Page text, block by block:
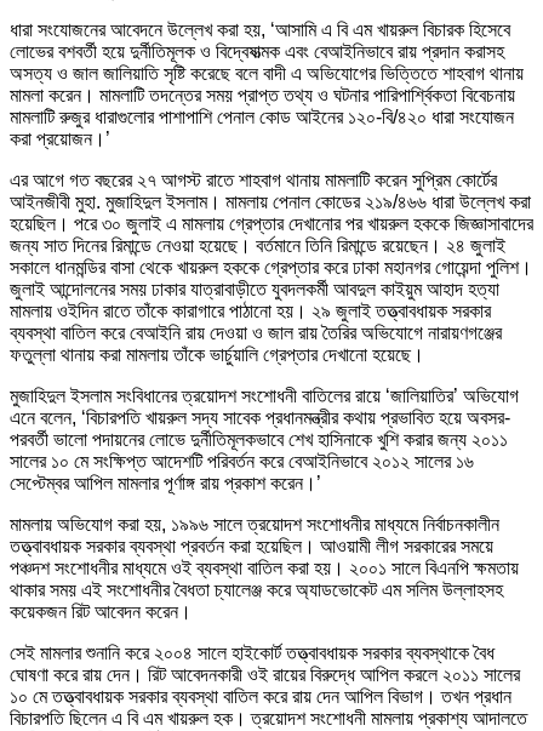
ধারা সংযোজনের আবেদনে উল্লেখ করা হয়, ‌‘আসামি এ বি এম খায়রুল বিচারক হিসেবে
লোভের বশবর্তী হয়ে দুর্নীতিমূলক ও বিদ্বেষাত্মক এবং বেআইনিভাবে রায় প্রদান করাসহ
অসত্য ও জাল জালিয়াতি সৃষ্টি করেছে বলে বাদী এ অভিযোগের ভিত্তিতে শাহবাগ থানায়
মামলা করেন। মামলাটি তদন্তের সময় প্রাপ্ত তথ্য ও ঘটনার পারিপার্শ্বিকতা বিবেচনায়
মামলাটি রুজুর ধারাগুলোর পাশাপাশি পেনাল কোড আইনের ১২০-বি/৪২০ ধারা সংযোজন
করা প্রয়োজন।’
এর আগে গত বছরের ২৭ আগস্ট রাতে শাহবাগ থানায় মামলাটি করেন সুপ্রিম কোর্টের
আইনজীবী মুহা. মুজাহিদুল ইসলাম। মামলায় পেনাল কোডের ২১৯/৪৬৬ ধারা উল্লেখ করা
হয়েছিল। পরে ৩০ জুলাই এ মামলায় গ্রেপ্তার দেখানোর পর খায়রুল হককে জিজ্ঞাসাবাদের
জন্য সাত দিনের রিমান্ডে নেওয়া হয়েছে। বর্তমানে তিনি রিমান্ডে রয়েছেন। ২৪ জুলাই
সকালে ধানমন্ডির বাসা থেকে খায়রুল হককে গ্রেপ্তার করে ঢাকা মহানগর গোয়েন্দা পুলিশ।
জুলাই আন্দোলনের সময় ঢাকার যাত্রাবাড়ীতে যুবদলকর্মী আবদুল কাইয়ুম আহাদ হত্যা
মামলায় ওইদিন রাতে তাঁকে কারাগারে পাঠানো হয়। ২৯ জুলাই তত্ত্বাবধায়ক সরকার
ব্যবস্থা বাতিল করে বেআইনি রায় দেওয়া ও জাল রায় তৈরির অভিযোগে নারায়ণগঞ্জের
ফতুল্লা থানায় করা মামলায় তাঁকে ভার্চুয়ালি গ্রেপ্তার দেখানো হয়েছে।
মুজাহিদুল ইসলাম সংবিধানের ত্রয়োদশ সংশোধনী বাতিলের রায়ে ‘জালিয়াতির’ অভিযোগ
এনে বলেন, ‘বিচারপতি খায়রুল সদ্য সাবেক প্রধানমন্ত্রীর কথায় প্রভাবিত হয়ে অবসর-
পরবর্তী ভালো পদায়নের লোভে দুর্নীতিমূলকভাবে শেখ হাসিনাকে খুশি করার জন্য ২০১১
সালের ১০ মে সংক্ষিপ্ত আদেশটি পরিবর্তন করে বেআইনিভাবে ২০১২ সালের ১৬
সেপ্টেম্বর আপিল মামলার পূর্ণাঙ্গ রায় প্রকাশ করেন।’
মামলায় অভিযোগ করা হয়, ১৯৯৬ সালে ত্রয়োদশ সংশোধনীর মাধ্যমে নির্বাচনকালীন
তত্ত্বাবধায়ক সরকার ব্যবস্থা প্রবর্তন করা হয়েছিল। আওয়ামী লীগ সরকারের সময়ে
পঞ্চদশ সংশোধনীর মাধ্যমে ওই ব্যবস্থা বাতিল করা হয়। ২০০১ সালে বিএনপি ক্ষমতায়
থাকার সময় এই সংশোধনীর বৈধতা চ্যালেঞ্জ করে অ্যাডভোকেট এম সলিম উল্লাহসহ
কয়েকজন রিট আবেদন করেন।
সেই মামলার শুনানি করে ২০০৪ সালে হাইকোর্ট তত্ত্বাবধায়ক সরকার ব্যবস্থাকে বৈধ
ঘোষণা করে রায় দেন। রিট আবেদনকারী ওই রায়ের বিরুদ্ধে আপিল করলে ২০১১ সালের
১০ মে তত্ত্বাবধায়ক সরকার ব্যবস্থা বাতিল করে রায় দেন আপিল বিভাগ। তখন প্রধান
বিচারপতি ছিলেন এ বি এম খায়রুল হক। ত্রয়োদশ সংশোধনী মামলায় প্রকাশ্য আদালতে